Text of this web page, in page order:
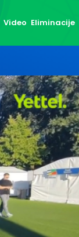
Video Eliminacije